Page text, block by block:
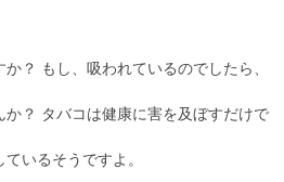
？ もし、吸われているのでしたら、
？ タバコは健康に害を及ぼすだけで
いるそうですよ。